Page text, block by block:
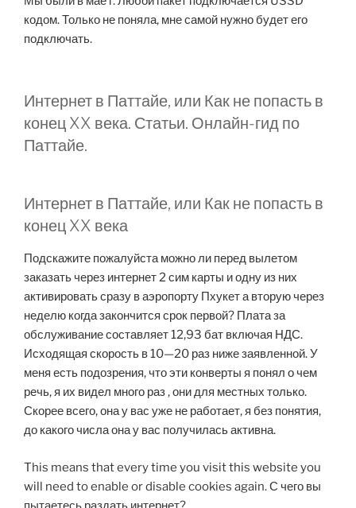
кодом. Только не поняла, мне самой нужно будет его
подключать.
Интернет в Паттайе, или Как не попасть в
конец XX века. Статьи. Онлайн-гид по
Паттайе.
Интернет в Паттайе, или Как не попасть в
конец XX века
Подскажите пожалуйста можно ли перед вылетом
заказать через интернет 2 сим карты и одну из них
активировать сразу в аэропорту Пхукет а вторую через
неделю когда закончится срок первой? Плата за
обслуживание составляет 12,93 бат включая НДС.
Исходящая скорость в 10—20 раз ниже заявленной. У
меня есть подозрения, что эти конверты я понял о чем
речь, я их видел много раз , они для местных только.
Скорее всего, она у вас уже не работает, я без понятия,
до какого числа она у вас получилась активна.
This means that every time you visit this website you
will need to enable or disable cookies again. С чего вы